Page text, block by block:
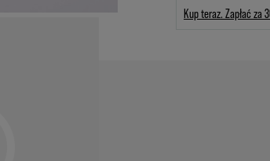
Kup teraz. Zapłać za